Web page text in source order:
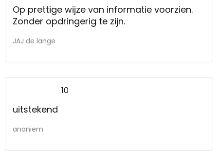
Op prettige wijze van informatie voorzien.
Zonder opdringerig te zijn.
JAJ de lange
10
uitstekend
anoniem